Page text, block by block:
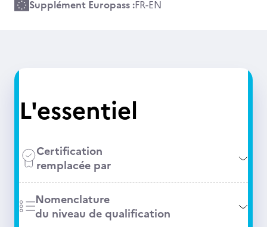
Supplément Europass :FR-EN
L'essentiel
Certification
remplacée par
Nomenclature
du niveau de qualification